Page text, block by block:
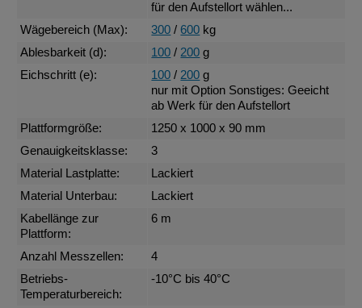
für den Aufstellort wählen...
Wägebereich (Max):
300 /600 kg
Ablesbarkeit (d):
100 / 200 g
Eichschritt (e):
100 / 200 g
nur mit Option Sonstiges: Geeicht
ab Werk für den Aufstellort
Plattformgröße:
1250 x 1000 x 90 mm
Genauigkeitsklasse:
3
Material Lastplatte:
Lackiert
Material Unterbau:
Lackiert
Kabellänge zur
Plattform:
6 m
Anzahl Messzellen:
4
Betriebs-
Temperaturbereich:
-10°C bis 40°C